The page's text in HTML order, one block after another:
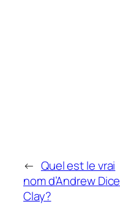
← Quel est le vrai
nom d’Andrew Dice
Clay?